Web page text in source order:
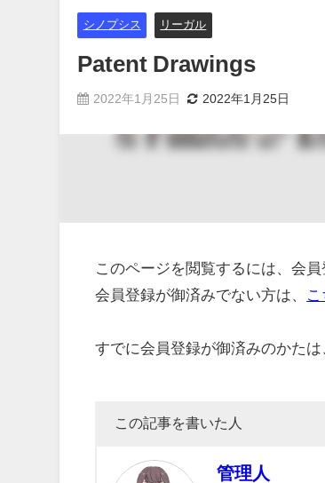
シノプシス リーガル
Patent Drawings
2022年1月25日 2022年1月25日
このページを閲覧するには、会員
会員登録が御済みでない方は、
すでに会員登録が御済みのかたは
この記事を書いた人
管理人